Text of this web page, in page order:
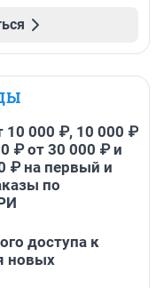
10 000 ₽, 10 000 ₽
₽ от 30 000 ₽ и
₽ на первый и
по
доступа к
новых